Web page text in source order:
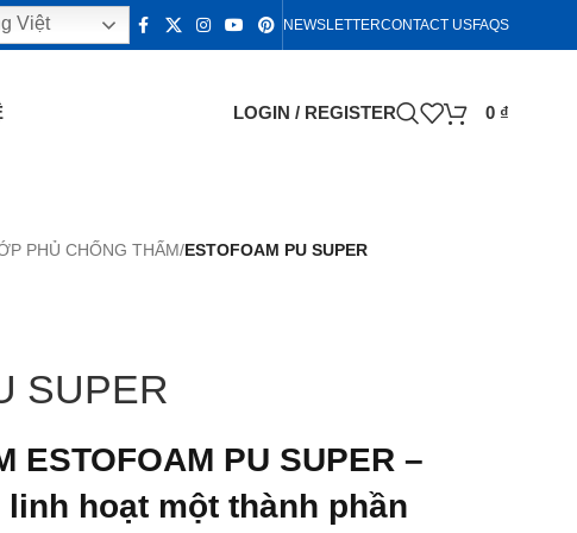
Việt NEWSLETTERCONTACT USFAQS
LOGIN / REGISTER 0 ₫
PHỦ CHỐNG THẤM/ESTOFOAM PU SUPER
SUPER
ESTOFOAM PU SUPER –
hoạt một thành phần